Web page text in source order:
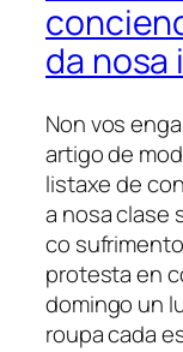
da nosa
Non vos
artigo de
listaxe de
a nosa clase
co
protesta en
domingo un
roupa cada